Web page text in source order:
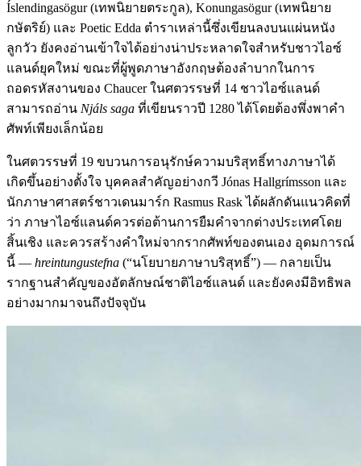
Íslendingasögur (เทพนิยายตระกูล), Konungasögur (เทพนิยาย
กษัตริย์) และ Poetic Edda ตำราเหล่านี้ซึ่งเขียนลงบนแผ่นหนัง
ลูกวัว ยังคงอ่านเข้าใจได้อย่างน่าประหลาดใจสำหรับชาวไอซ์
แลนด์ยุคใหม่ ขณะที่ผู้พูดภาษาอังกฤษต้องลำบากในการ
ถอดรหัสงานของ Chaucer ในศตวรรษที่ 14 ชาวไอซ์แลนด์
สามารถอ่าน Njáls saga ที่เขียนราวปี 1280 ได้โดยต้องพึ่งพาคำ
ศัพท์เพียงเล็กน้อย
ในศตวรรษที่ 19 ขบวนการอนุรักษ์ความบริสุทธิ์ทางภาษาได้
เกิดขึ้นอย่างตั้งใจ บุคคลสำคัญอย่างกวี Jónas Hallgrímsson และ
นักภาษาศาสตร์ชาวเดนมาร์ก Rasmus Rask ได้ผลักดันแนวคิดที่
ว่า ภาษาไอซ์แลนด์ควรต่อต้านการยืมคำจากต่างประเทศโดย
สิ้นเชิง และควรสร้างคำใหม่จากรากศัพท์ของตนเอง อุดมการณ์
นี้ — hreintungustefna (“นโยบายภาษาบริสุทธิ์”) — กลายเป็น
รากฐานสำคัญของอัตลักษณ์ชาติไอซ์แลนด์ และยังคงมีอิทธิพล
อย่างมากมาจนถึงปัจจุบัน